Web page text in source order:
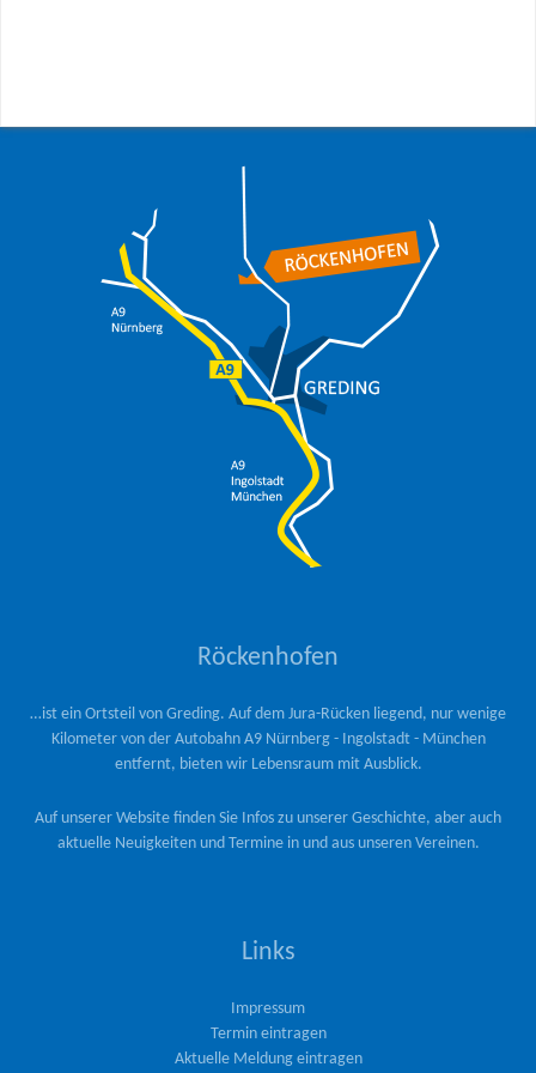
Röckenhofen
…ist ein Ortsteil von Greding. Auf dem Jura-Rücken liegend, nur wenige
Kilometer von der Autobahn A9 Nürnberg - Ingolstadt - München
entfernt, bieten wir Lebensraum mit Ausblick.
Auf unserer Website finden Sie Infos zu unserer Geschichte, aber auch
aktuelle Neuigkeiten und Termine in und aus unseren Vereinen.
Links
Impressum
Termin eintragen
Aktuelle Meldung eintragen